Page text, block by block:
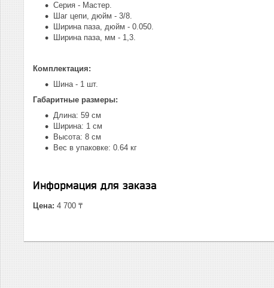
Серия - Мастер.
Шаг цепи, дюйм - 3/8.
Ширина паза, дюйм - 0.050.
Ширина паза, мм - 1,3.
Комплектация:
Шина - 1 шт.
Габаритные размеры:
Длина: 59 см
Ширина: 1 см
Высота: 8 см
Вес в упаковке: 0.64 кг
Информация для заказа
Цена: 4 700 ₸